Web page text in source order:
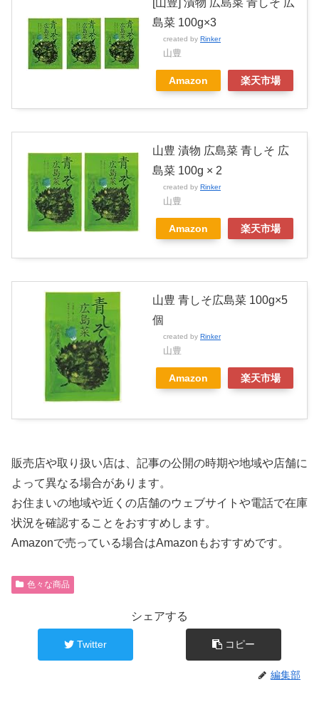
[山豊] 漬物 広島菜 青しそ 広
島菜 100g×3
created by Rinker
山豊
Amazon 楽天市場
山豊 漬物 広島菜 青しそ 広
島菜 100g × 2
created by Rinker
山豊
Amazon 楽天市場
山豊 青しそ広島菜 100g×5
個
created by Rinker
山豊
Amazon 楽天市場
販売店や取り扱い店は、記事の公開の時期や地域や店舗に
よって異なる場合があります。
お住まいの地域や近くの店舗のウェブサイトや電話で在庫
状況を確認することをおすすめします。
Amazonで売っている場合はAmazonもおすすめです。
色々な商品
シェアする
Twitter コピー
編集部